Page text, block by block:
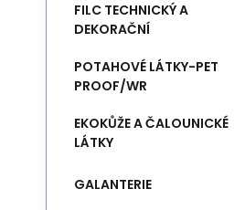
FILC TECHNICKÝ A
DEKORAČNÍ
POTAHOVÉ LÁTKY-PET
PROOF/WR
EKOKŮŽE A ČALOUNICKÉ
LÁTKY
GALANTERIE